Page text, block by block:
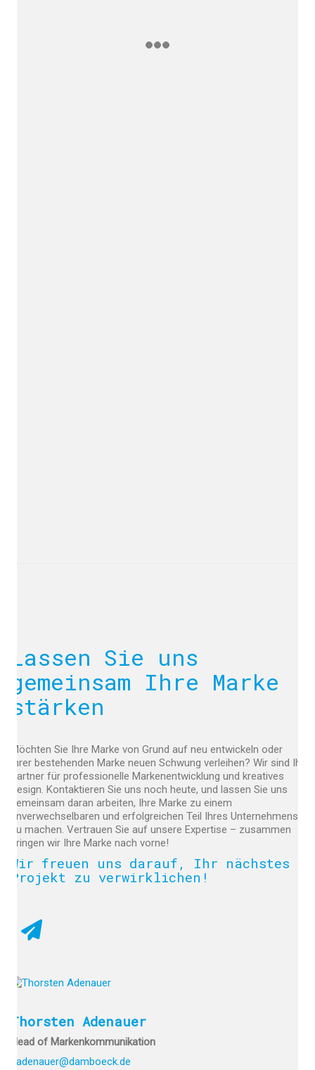
Lassen Sie uns
gemeinsam Ihre Marke
stärken
Möchten Sie Ihre Marke von Grund auf neu entwickeln oder
Ihrer bestehenden Marke neuen Schwung verleihen? Wir sind Ihr
Partner für professionelle Markenentwicklung und kreatives
Design. Kontaktieren Sie uns noch heute, und lassen Sie uns
gemeinsam daran arbeiten, Ihre Marke zu einem
unverwechselbaren und erfolgreichen Teil Ihres Unternehmens
zu machen. Vertrauen Sie auf unsere Expertise – zusammen
bringen wir Ihre Marke nach vorne!
Wir freuen uns darauf, Ihr nächstes
Projekt zu verwirklichen!
Thorsten Adenauer
Head of Markenkommunikation
t.adenauer@damboeck.de
© Copyright 2022 by Atelier Damböck